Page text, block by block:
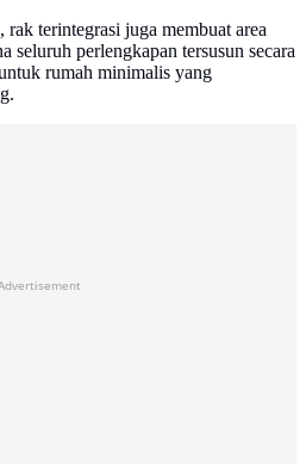
terintegrasi juga membuat area
seluruh perlengkapan tersusun secara
rumah minimalis yang